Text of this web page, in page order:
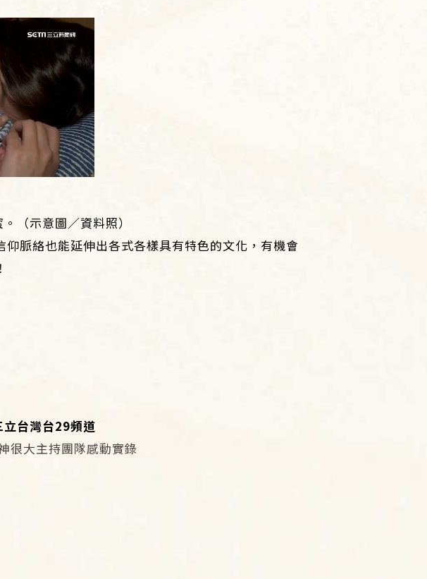
（示意圖／資料照）
脈絡也能延伸出各式各樣具有特色的文化，有機會
台灣台29頻道
很大主持團隊感動實錄